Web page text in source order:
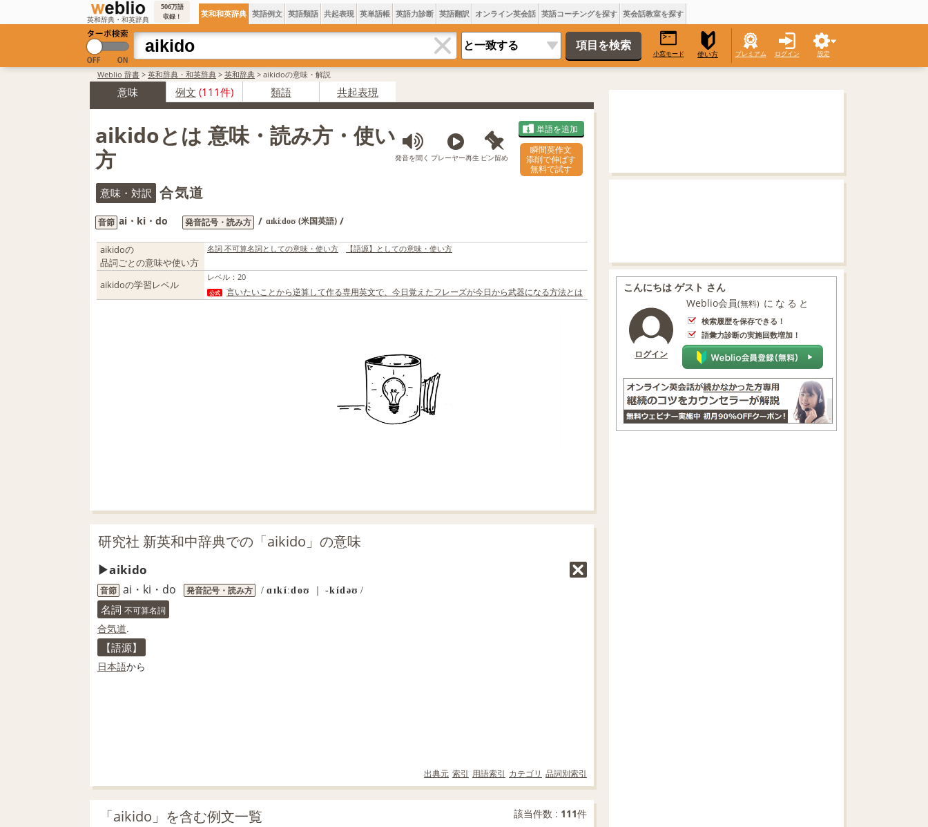
英和辞典・和英辞典
506万語
収録！
英和和英辞典 英語例文 英語類語 共起表現 英単語帳 英語力診断 英語翻訳 オンライン英会話 英語コーチングを探す 英会話教室を探す
小窓モード 使い方 プレミアム ログイン 設定
Weblio 辞書 > 英和辞典・和英辞典 > 英和辞典 > aikidoの意味・解説
意味 例文 (111件) 類語 共起表現
aikidoとは 意味・読み方・使い
方
発音を聞く プレーヤー再生 ピン留め
単語を追加
瞬間英作文
添削で伸ばす
無料で試す
意味・対訳 合気道
音節 ai・ki・do 発音記号・読み方 / ɑɪkíːdoʊ (米国英語) /
aikidoの
品詞ごとの意味や使い方
名詞 不可算名詞としての意味・使い方 【語源】としての意味・使い方
aikidoの学習レベル
レベル ： 20
公式 言いたいことから逆算して作る専用英文で、今日覚えたフレーズが今日から武器になる方法とは
研究社 新英和中辞典での「aikido」の意味
aikido
音節 ai・ki・do 発音記号・読み方 / ɑɪkíːdoʊ ‐kídəʊ /
名詞 不可算名詞
合気道.
【語源】
日本語から
出典元 索引 用語索引 カテゴリ 品詞別索引
「aikido」を含む例文一覧 該当件数 : 111件
こんにちは ゲスト さん
ログイン
Weblio会員(無料) になると
検索履歴を保存できる！
語彙力診断の実施回数増加！